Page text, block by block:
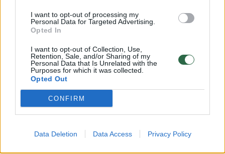
I want to opt-out of processing my
Personal Data for Targeted Advertising.
Opted In
I want to opt-out of Collection, Use,
Retention, Sale, and/or Sharing of my
Personal Data that Is Unrelated with the
Purposes for which it was collected.
Opted Out
CONFIRM
Data Deletion Data Access Privacy Policy
Pirmąsias tarpusavio rungtynes
„Panathinaikos“ laimėjo 87:77.
KOMANDA RS P
Pirėjo „Olympiakos“
Stambulo „Fenerbahce“ 23 11 2829